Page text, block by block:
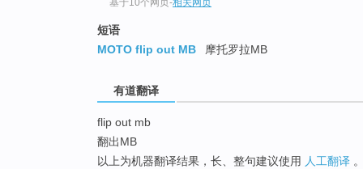
基于10个网页-相关网页
短语
MOTO flip out MB
摩托罗拉MB
有道翻译
flip out mb
翻出MB
以上为机器翻译结果，长、整句建议使用 人工翻译